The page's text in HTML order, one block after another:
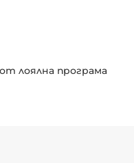
лоялна програма